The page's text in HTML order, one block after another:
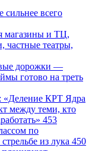
всего
магазины и ТЦ,
частные театры,
дорожки —
готово на треть
«Деление КРТ Ядра
между теми, кто
453
по
из лука 450